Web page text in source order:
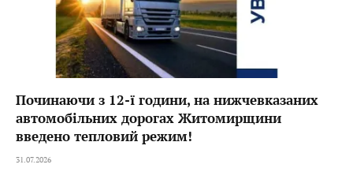
Починаючи з 12-ї години, на нижчевказаних
автомобільних дорогах Житомирщини
введено тепловий режим!
31.07.2026